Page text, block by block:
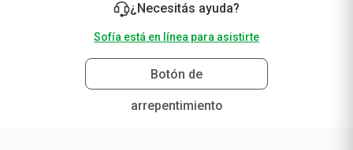
¿Necesitás ayuda?
Sofía está en línea para asistirte
Botón de
arrepentimiento